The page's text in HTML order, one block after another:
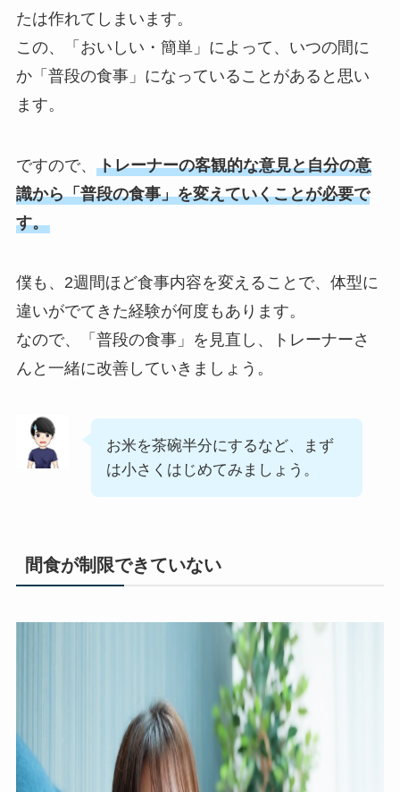
たは作れてしまいます。
この、「おいしい・簡単」によって、いつの間に
か「普段の食事」になっていることがあると思い
ます。
ですので、 トレーナーの客観的な意見と自分の意
識から「普段の食事」を変えていくことが必要で
す。
僕も、2週間ほど食事内容を変えることで、体型に
違いがでてきた経験が何度もあります。
なので、「普段の食事」を見直し、トレーナーさ
んと一緒に改善していきましょう。
お米を茶碗半分にするなど、まず
は小さくはじめてみましょう。
間食が制限できていない